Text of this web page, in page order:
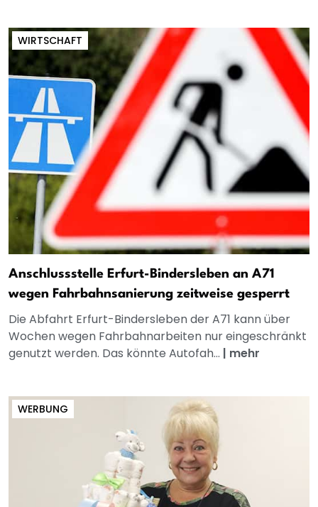
WIRTSCHAFT
Anschlussstelle Erfurt-Bindersleben an A71
wegen Fahrbahnsanierung zeitweise gesperrt
Die Abfahrt Erfurt-Bindersleben der A71 kann über
Wochen wegen Fahrbahnarbeiten nur eingeschränkt
genutzt werden. Das könnte Autofah... | mehr
WERBUNG